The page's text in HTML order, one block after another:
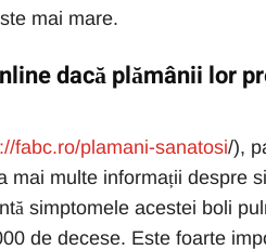
mai mare.
dacă plămânii lor
fabc.ro/plamani-sanatosi/),
mai multe informații despre
simptomele acestei boli
de decese. Este foarte